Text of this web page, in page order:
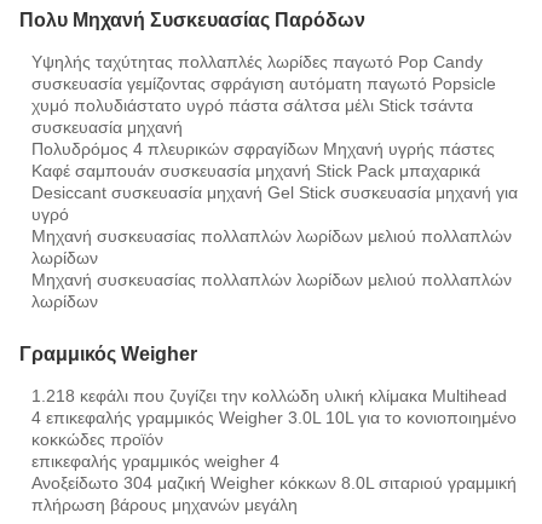
Πολυ Μηχανή Συσκευασίας Παρόδων
Υψηλής ταχύτητας πολλαπλές λωρίδες παγωτό Pop Candy
συσκευασία γεμίζοντας σφράγιση αυτόματη παγωτό Popsicle
χυμό πολυδιάστατο υγρό πάστα σάλτσα μέλι Stick τσάντα
συσκευασία μηχανή
Πολυδρόμος 4 πλευρικών σφραγίδων Μηχανή υγρής πάστες
Καφέ σαμπουάν συσκευασία μηχανή Stick Pack μπαχαρικά
Desiccant συσκευασία μηχανή Gel Stick συσκευασία μηχανή για
υγρό
Μηχανή συσκευασίας πολλαπλών λωρίδων μελιού πολλαπλών
λωρίδων
Μηχανή συσκευασίας πολλαπλών λωρίδων μελιού πολλαπλών
λωρίδων
Γραμμικός Weigher
1.218 κεφάλι που ζυγίζει την κολλώδη υλική κλίμακα Multihead
4 επικεφαλής γραμμικός Weigher 3.0L 10L για το κονιοποιημένο
κοκκώδες προϊόν
επικεφαλής γραμμικός weigher 4
Ανοξείδωτο 304 μαζική Weigher κόκκων 8.0L σιταριού γραμμική
πλήρωση βάρους μηχανών μεγάλη